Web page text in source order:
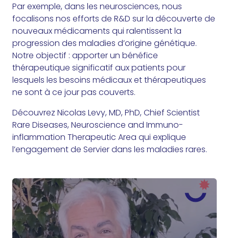
Par exemple, dans les neurosciences, nous
focalisons nos efforts de R&D sur la découverte de
nouveaux médicaments qui ralentissent la
progression des maladies d’origine génétique.
Notre objectif : apporter un bénéfice
thérapeutique significatif aux patients pour
lesquels les besoins médicaux et thérapeutiques
ne sont à ce jour pas couverts.
Découvrez Nicolas Levy, MD, PhD, Chief Scientist
Rare Diseases, Neuroscience and Immuno-
inflammation Therapeutic Area qui explique
l’engagement de Servier dans les maladies rares.